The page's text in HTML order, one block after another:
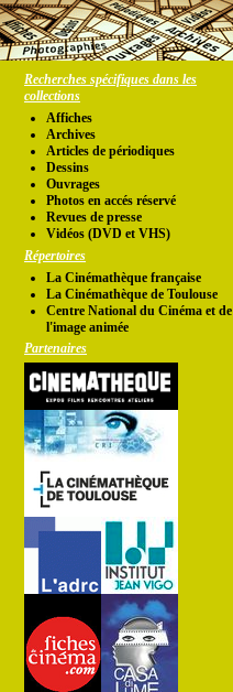
Recherches spécifiques dans les
collections
Affiches
Archives
Articles de périodiques
Dessins
Ouvrages
Photos en accés réservé
Revues de presse
Vidéos (DVD et VHS)
Répertoires
La Cinémathèque française
La Cinémathèque de Toulouse
Centre National du Cinéma et de
l'image animée
Partenaires